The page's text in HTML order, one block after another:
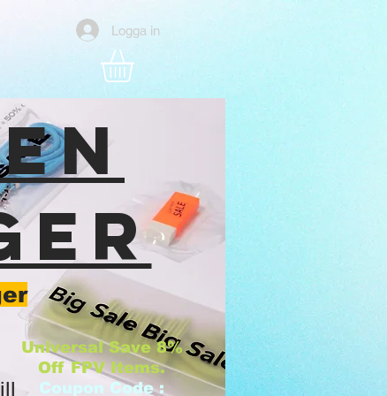
Logga in
Universal Save 8%
Off FPV Items.
Coupon Code :